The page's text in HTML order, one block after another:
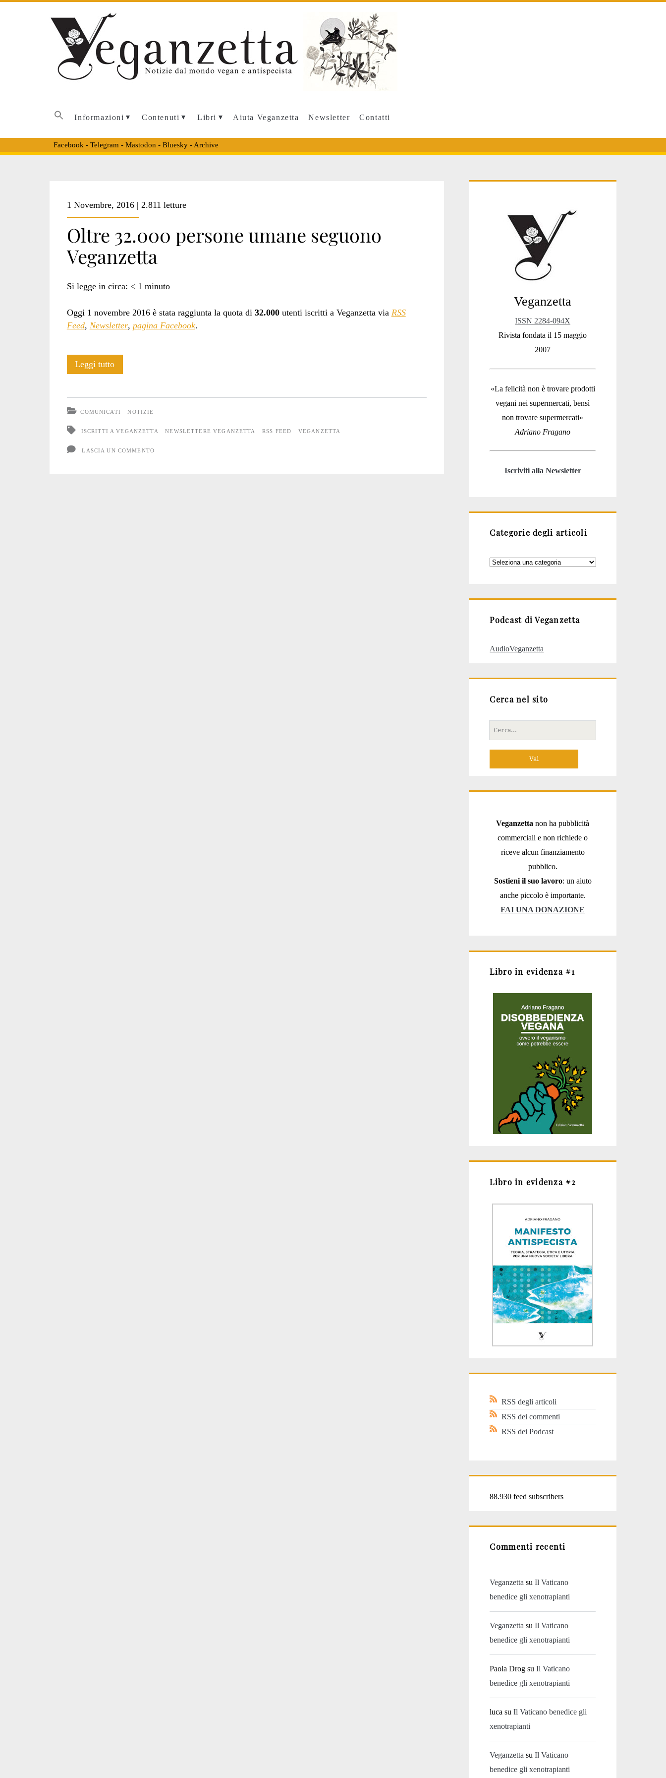
Informazioni Contenuti Libri Aiuta Veganzetta Newsletter Contatti
Facebook - Telegram - Mastodon - Bluesky- Archive
<span>newslettere
veganzetta</span>
1 Novembre, 2016 | 2.811 letture
Oltre 32.000 persone umane seguono
Veganzetta
Si legge in circa: < 1 minuto
Oggi 1 novembre 2016 è stata raggiunta la quota di 32.000utenti iscritti a Veganzetta via RSS
Feed, Newsletter, pagina Facebook.
Leggi tuttoOltre
COMUNICATI NOTIZIE
ISCRITTI A VEGANZETTA NEWSLETTERE VEGANZETTA RSS FEED VEGANZETTA
LASCIA UN COMMENTO
Sidebar
Veganzetta
ISSN 2284-094X
Rivista fondata il 15 maggio
2007
«La felicità non è trovare prodotti
vegani nei supermercati, bensì
non trovare supermercati»
Adriano Fragano
Iscriviti alla Newsletter
Categorie degli articoli
Categorie
Podcast di Veganzetta
AudioVeganzetta
Cerca nel sito
Cerca
per:
Veganzetta non ha pubblicità
commerciali e non richiede o
riceve alcun finanziamento
pubblico.
Sostieni il suo lavoro: un aiuto
anche piccolo è importante.
FAI UNA DONAZIONE
Libro in evidenza #1
Libro in evidenza #2
RSS degli articoli
RSS dei commenti
RSS dei Podcast
88.930 feed subscribers
Commenti recenti
Veganzetta suIl Vaticano
benedice gli xenotrapianti
Veganzetta suIl Vaticano
benedice gli xenotrapianti
Paola Drog suIl Vaticano
benedice gli xenotrapianti
luca suIl Vaticano benedice gli
xenotrapianti
Veganzetta suIl Vaticano
benedice gli xenotrapianti